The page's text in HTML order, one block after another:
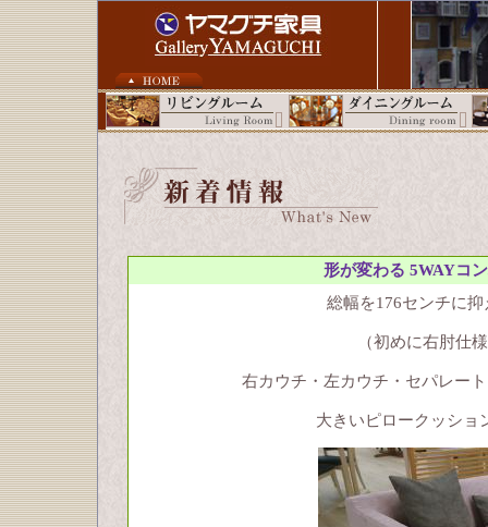
形が変わる 5WAYコ
総幅を176センチに
（初めに右肘仕
右カウチ・左カウチ・セパレー
大きいピロークッショ